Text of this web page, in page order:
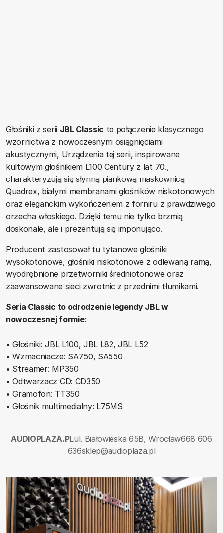
Głośniki z serii JBL Classic to połączenie klasycznego
wzornictwa z nowoczesnymi osiągnięciami
akustycznymi, Urządzenia tej serii, inspirowane
kultowym głośnikiem L100 Century z lat 70.,
charakteryzują się słynną piankową maskownicą
Quadrex, białymi membranami głośników niskotonowych
oraz eleganckim wykończeniem z forniru z prawdziwego
orzecha włoskiego. Dzięki temu nie tylko brzmią
doskonale, ale i prezentują się imponująco.
Producent zastosował tu tytanowe głośniki
wysokotonowe, głośniki niskotonowe z odlewaną ramą,
wyodrębnione przetworniki średniotonowe oraz
zaawansowane sieci zwrotnic z przednimi tłumikami.
Seria Classic to odrodzenie legendy JBL w
nowoczesnej formie:
• Głośniki: JBL L100, JBL L82, JBL L52
• Wzmacniacze: SA750, SA550
• Streamer: MP350
• Odtwarzacz CD: CD350
• Gramofon: TT350
• Głośnik multimedialny: L75MS
AUDIOPLAZA.PLul. Białowieska 65B, Wrocław668 606
636sklep@audioplaza.pl